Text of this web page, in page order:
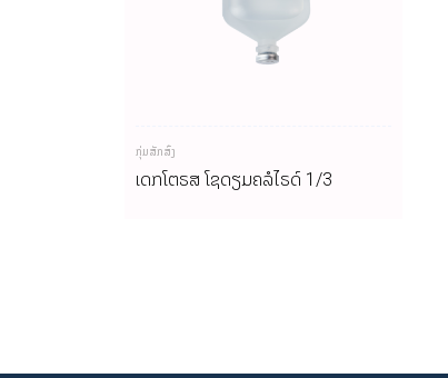
ກຸ່ມສັກສົ່ງ
ເດັກໂຕຣສ ໂຊດຽມຄລໍໄຣດ໌ 1/3